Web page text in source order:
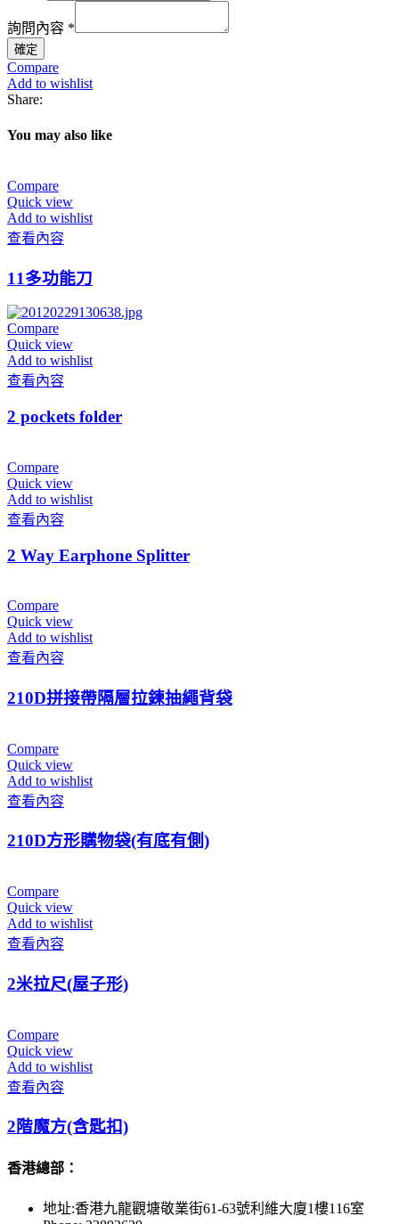
容
姓
名
詢問內容 *
確定
Compare
Add to wishlist
Share:
You may also like
Compare
Quick view
Add to wishlist
查看內容
11多功能刀
Compare
Quick view
Add to wishlist
查看內容
2 pockets folder
Compare
Quick view
Add to wishlist
查看內容
2 Way Earphone Splitter
Compare
Quick view
Add to wishlist
查看內容
210D拼接帶隔層拉鍊抽繩背袋
Compare
Quick view
Add to wishlist
查看內容
210D方形購物袋(有底有側)
Compare
Quick view
Add to wishlist
查看內容
2米拉尺(屋子形)
Compare
Quick view
Add to wishlist
查看內容
2階魔方(含匙扣)
香港總部：
地址:香港九龍觀塘敬業街61-63號利維大廈1樓116室